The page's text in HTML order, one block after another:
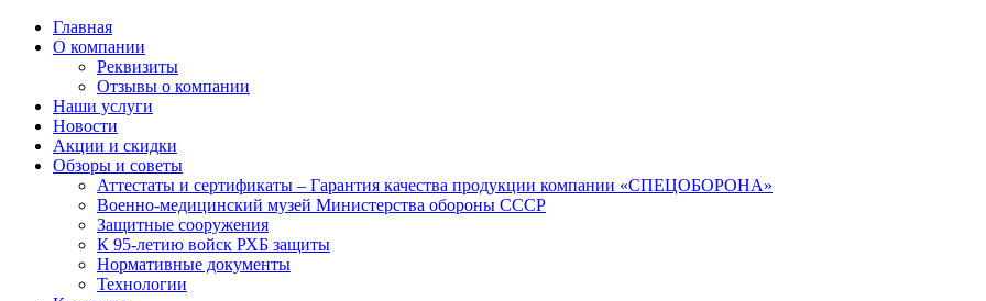
Главная
О компании
Реквизиты
Отзывы о компании
Наши услуги
Новости
Акции и скидки
Обзоры и советы
Аттестаты и сертификаты – Гарантия качества продукции компании «СПЕЦОБОРОНА»
Военно-медицинский музей Министерства обороны СССР
Защитные сооружения
К 95-летию войск РХБ защиты
Нормативные документы
Технологии